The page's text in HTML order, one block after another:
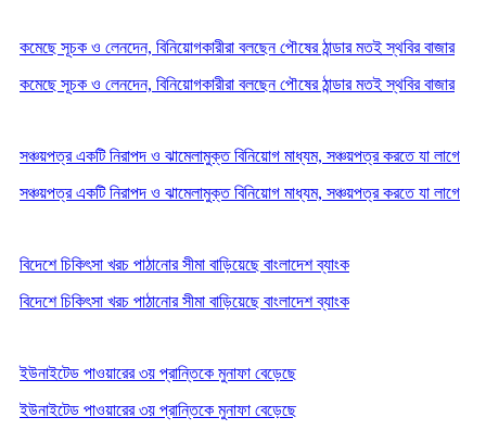
কমেছে সূচক ও লেনদেন, বিনিয়োগকারীরা বলছেন পৌষের ঠান্ডার মতই স্থবির বাজার
কমেছে সূচক ও লেনদেন, বিনিয়োগকারীরা বলছেন পৌষের ঠান্ডার মতই স্থবির বাজার
সঞ্চয়পত্র একটি নিরাপদ ও ঝামেলামুক্ত বিনিয়োগ মাধ্যম, সঞ্চয়পত্র করতে যা লাগে
সঞ্চয়পত্র একটি নিরাপদ ও ঝামেলামুক্ত বিনিয়োগ মাধ্যম, সঞ্চয়পত্র করতে যা লাগে
বিদেশে চিকিৎসা খরচ পাঠানোর সীমা বাড়িয়েছে বাংলাদেশ ব্যাংক
বিদেশে চিকিৎসা খরচ পাঠানোর সীমা বাড়িয়েছে বাংলাদেশ ব্যাংক
ইউনাইটেড পাওয়ারের ৩য় প্রান্তিকে মুনাফা বেড়েছে
ইউনাইটেড পাওয়ারের ৩য় প্রান্তিকে মুনাফা বেড়েছে